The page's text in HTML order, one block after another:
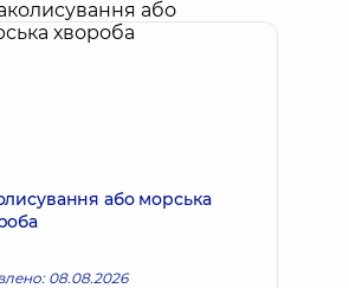
або морська
08.08.2026